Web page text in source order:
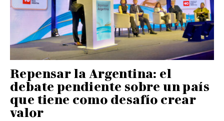
Repensar la Argentina: el
debate pendiente sobre un país
que tiene como desafío crear
valor